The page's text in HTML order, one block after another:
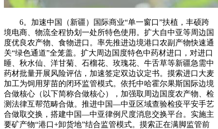
6。加速中国（新疆）国际商业“单一窗口”扶植，丰硕跨
境电商、物流全程协划一处所特色使用。扩大自中亚等周边国
度优良农产物、食物进口。率先推进边境港口农副产物快速通
关“绿色通道”全笼盖。扩大周边国度特色中药材进口，对进口
睡、秋水仙、洋甘菊、石榴花、玫瑰花、牛舌草等新疆急需中
药材批量开展风险评估，加速签定双边议定书。摸索进口大麦
加工为饲用芽苗的闭环监管模式。依托中哈霍尔果斯国际边境
合做核心（以下简称合做核心），加强取周边国度农产物、检
测法律互帮范畴合做。推进中国—中亚区域查验检疫平安手艺
合做取交换，搭建中国—中亚律例尺度消息交换平台。实施主
要矿产物“港口+卸货地”结合监管模式。摸索正在满脚监管前